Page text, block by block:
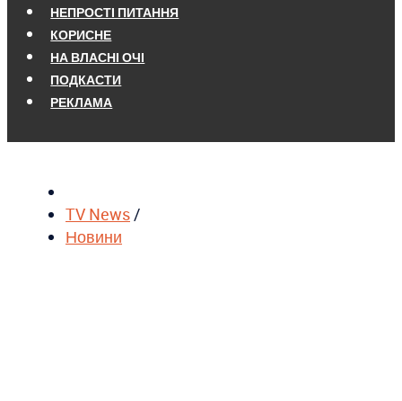
НЕПРОСТІ ПИТАННЯ
КОРИСНЕ
НА ВЛАСНІ ОЧІ
ПОДКАСТИ
РЕКЛАМА
TV News/
Новини